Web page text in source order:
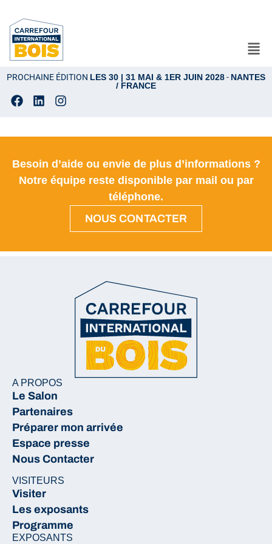
PROCHAINE ÉDITION LES 30 | 31 MAI & 1ER JUIN 2028- NANTES
/ FRANCE
Besoin d’aide ou envie de plus d’informations ?
Notre équipe reste disponible par mail ou par
téléphone.
NOUS CONTACTER
A PROPOS
Le Salon
Partenaires
Préparer mon arrivée
Espace presse
Nous Contacter
VISITEURS
Visiter
Les exposants
Programme
EXPOSANTS